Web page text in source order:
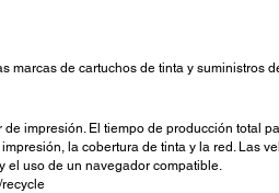
de cartuchos de tinta y suministros
impresión. El tiempo de producción total
la cobertura de tinta y la red. Las
el uso de un navegador compatible.